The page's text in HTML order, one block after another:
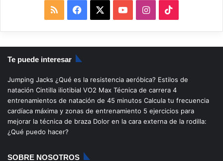
S
S
a
c
b
o
o
u
u
b
I
n
s
a
g
i
k
o
k
Te puede interesar
Jumping Jacks ¿Qué es la resistencia aeróbica? Estilos de
natación Cintilla iliotibial VO2 Max Técnica de carrera 4
entrenamientos de natación de 45 minutos Calcula tu frecuencia
cardíaca máxima y zonas de entrenamiento 5 ejercicios para
mejorar la técnica de braza Dolor en la cara externa de la rodilla:
¿Qué puedo hacer?
SOBRE NOSOTROS